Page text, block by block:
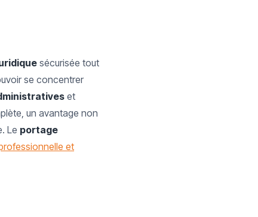
sécurisée tout
se concentrer
et
un avantage non
Le portage
et